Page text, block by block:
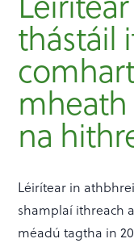
thástáil
na
Léirítear in
shamplaí ithreach
méadú tagtha in